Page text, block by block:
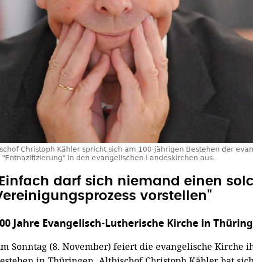
Christoph Kähler spricht sich am 100-jährigen Bestehen der
in den evangelischen Landeskirchen aus.
darf sich niemand einen
vorstellen"
Jahre Evangelisch-Lutherische Kirche in
Sonntag (8. November) feiert die evangelische Kirche